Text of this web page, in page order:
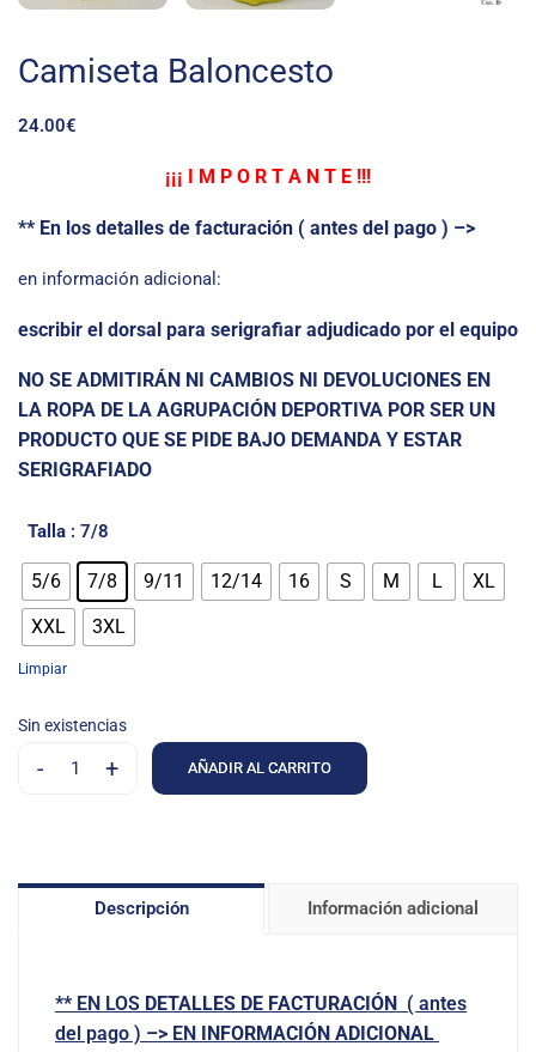
Camiseta Baloncesto
24.00€
¡¡¡ I M P O R T A N T E !!!
** En los detalles de facturación ( antes del pago ) –>
en información adicional:
escribir el dorsal para serigrafiar adjudicado por el equipo
NO SE ADMITIRÁN NI CAMBIOS NI DEVOLUCIONES EN
LA ROPA DE LA AGRUPACIÓN DEPORTIVA POR SER UN
PRODUCTO QUE SE PIDE BAJO DEMANDA Y ESTAR
SERIGRAFIADO
Talla : 7/8
5/6 7/8 9/11 12/14 16 S M L
XL
XXL
3XL
Limpiar
Sin existencias
- + AÑADIR AL CARRITO
Descripción Información adicional
** EN LOS DETALLES DE FACTURACIÓN ( antes
del pago ) –> EN INFORMACIÓN ADICIONAL